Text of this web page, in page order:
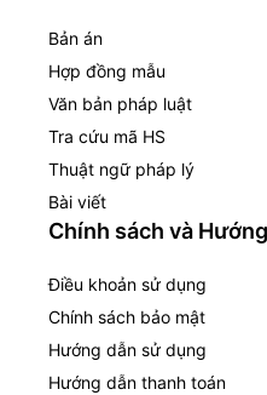
Bản án
Hợp đồng mẫu
Văn bản pháp luật
Tra cứu mã HS
Thuật ngữ pháp lý
Bài viết
Chính sách và
Điều khoản sử dụng
Chính sách bảo mật
Hướng dẫn sử dụng
Hướng dẫn thanh toán